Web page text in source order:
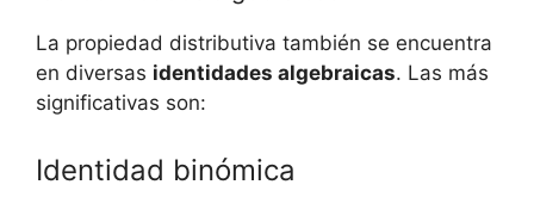
La propiedad distributiva también​ se ⁢encuentra⁣
en diversas identidades algebraicas. Las más
significativas son:
Identidad‌ binómica